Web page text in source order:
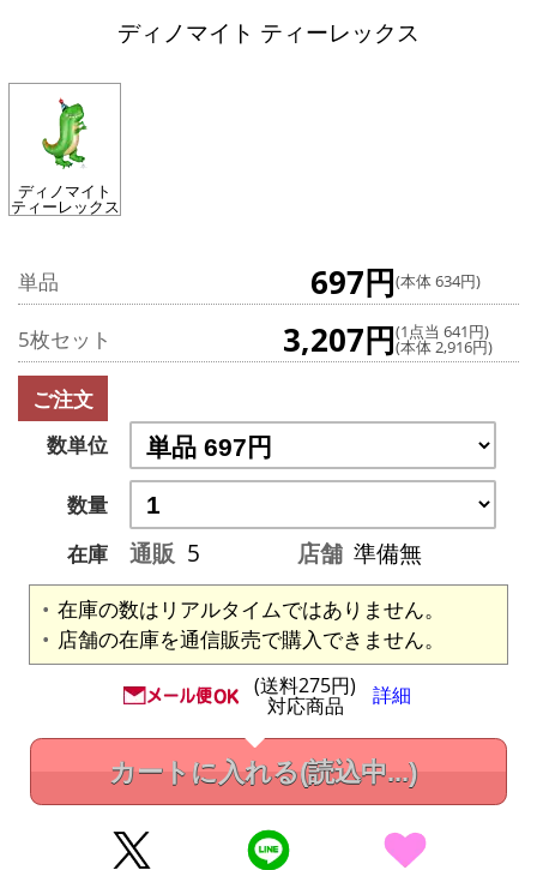
ディノマイト ティーレックス
ディノマイト
ティーレックス
単品 697円(本体 634円)
5枚セット 3,207円(1点当 641円)
(本体 2,916円)
ご注文
数単位
数量
在庫
通販 5 店舗 準備無
在庫の数はリアルタイムではありません。
店舗の在庫を通信販売で購入できません。
(送料275円)
対応商品 詳細
カートに入れる(読込中...)